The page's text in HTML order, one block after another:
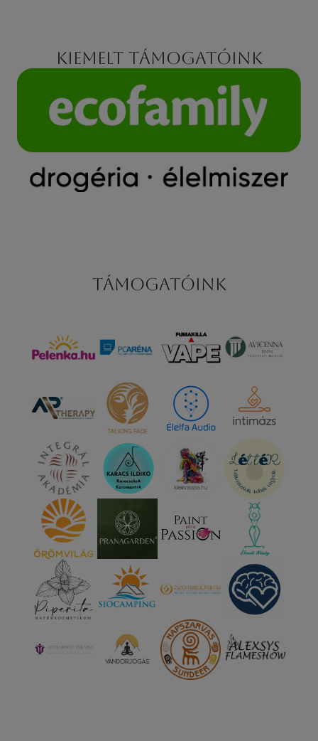
Kiemelt támogatóink
Támogatóink